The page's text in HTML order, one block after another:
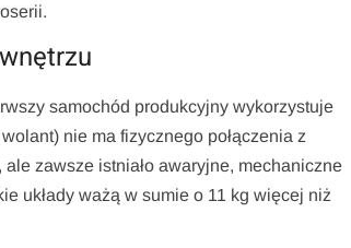
samochód produkcyjny wykorzystuje
nie ma fizycznego połączenia z
zawsze istniało awaryjne, mechaniczne
układy ważą w sumie o 11 kg więcej niż